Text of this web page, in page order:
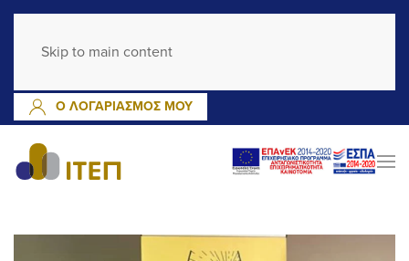
Skip to main content
Ο ΛΟΓΑΡΙΑΣΜΟΣ ΜΟΥ